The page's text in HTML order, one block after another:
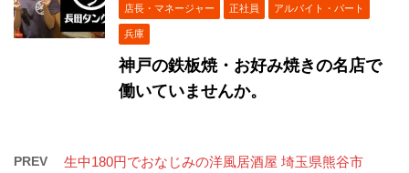
店長・マネージャー 正社員 アルバイト・パート
兵庫
神戸の鉄板焼・お好み焼きの名店で
働いていませんか。
PREV 生中180円でおなじみの洋風居酒屋 埼玉県熊谷市